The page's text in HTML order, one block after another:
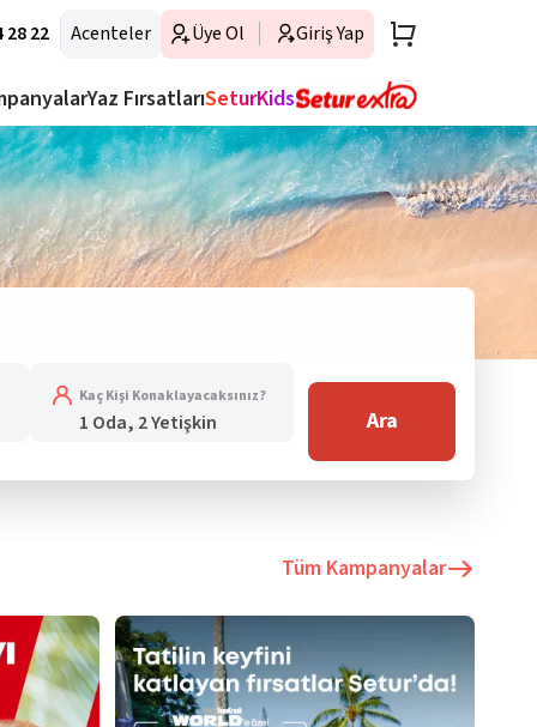
28 22 Acenteler Üye Ol Giriş Yap
Yaz FırsatlarıSeturKids
Kaç Kişi Konaklayacaksınız?
1 Oda, 2 Yetişkin Ara
Tüm Kampanyalar